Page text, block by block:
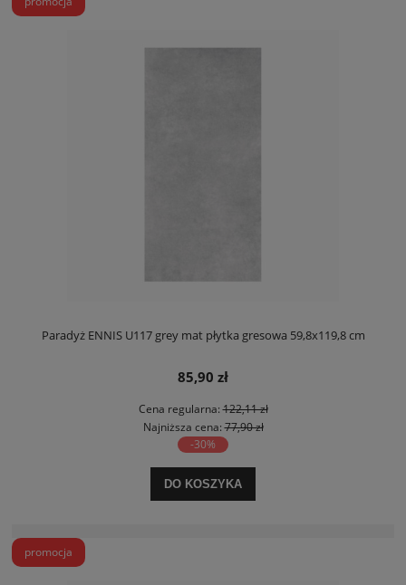
Paradyż ENNIS U117 grey mat płytka gresowa 59,8x119,8 cm
85,90 zł
Cena regularna:122,11 zł
Najniższa cena:77,90 zł
-30%
DO KOSZYKA
promocja